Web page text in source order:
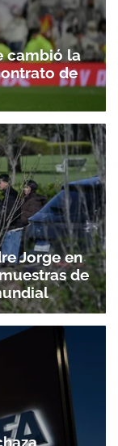
cambió la
de
Jorge en
de